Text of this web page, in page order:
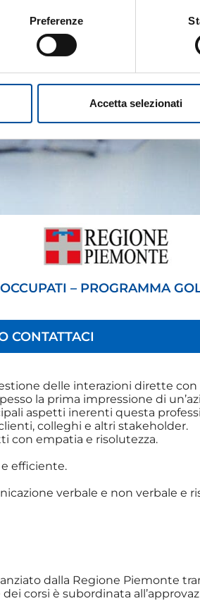
Preferenze
Accetta selezionati
– PROGRAMMA
CONTATTACI
delle interazioni dirette con
la prima impressione di
aspetti inerenti questa
colleghi e altri stakeholder.
con empatia e risolutezza.
efficiente.
verbale e non verbale e
dalla Regione Piemonte
corsi è subordinata